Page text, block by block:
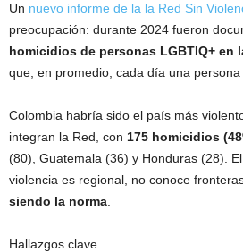
Un nuevo informe de la la Red Sin
preocupación: durante 2024 fueron
homicidios de personas LGBTIQ+ en
que, en promedio, cada día una persona
Colombia habría sido el país más
integran la Red, con 175 homicidios
(80), Guatemala (36) y Honduras (28).
violencia es regional, no conoce
siendo la norma
Hallazgos clave